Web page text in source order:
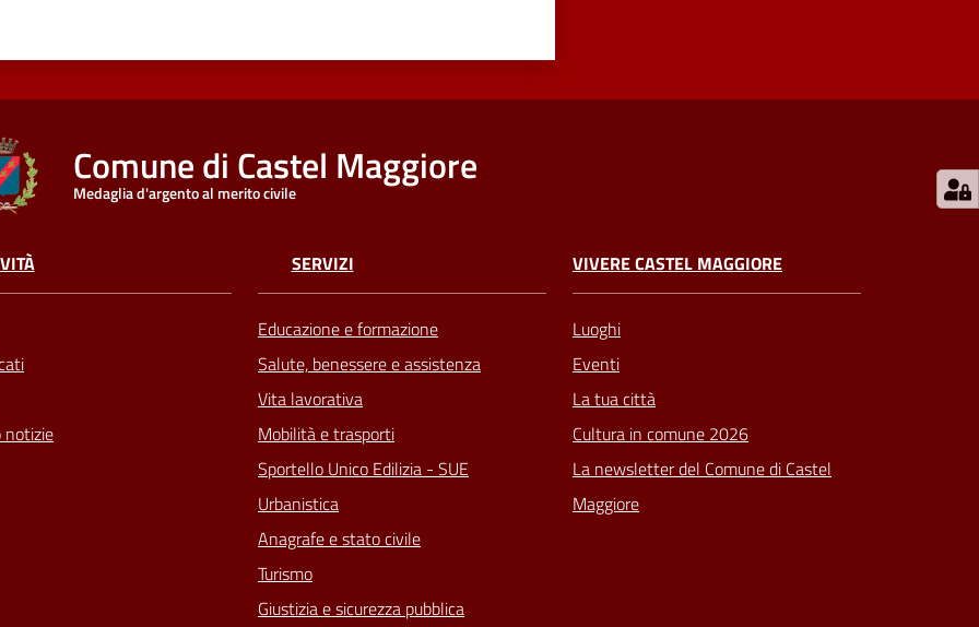
Comune di Castel Maggiore
Medaglia d'argento al merito civile
notizie
SERVIZI
Educazione e formazione
Salute, benessere e assistenza
Vita lavorativa
Mobilità e trasporti
Sportello Unico Edilizia - SUE
Urbanistica
Anagrafe e stato civile
Turismo
Giustizia e sicurezza pubblica
VIVERE CASTEL MAGGIORE
Luoghi
Eventi
La tua città
Cultura in comune 2026
La newsletter del Comune di Castel
Maggiore